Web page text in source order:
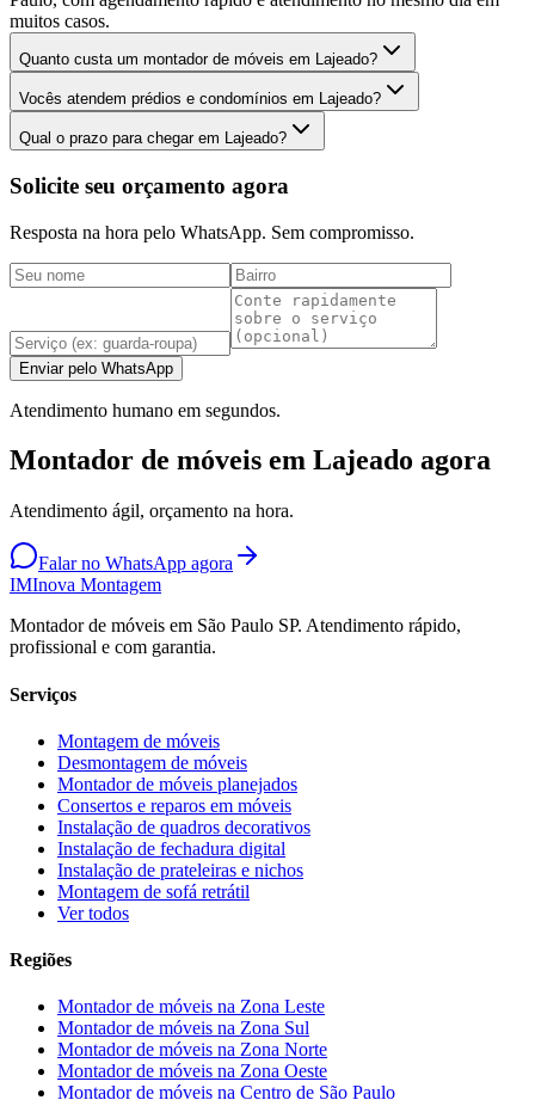
muitos casos.
Quanto custa um montador de móveis em Lajeado?
Vocês atendem prédios e condomínios em Lajeado?
Qual o prazo para chegar em Lajeado?
Solicite seu orçamento agora
Resposta na hora pelo WhatsApp. Sem compromisso.
Enviar pelo WhatsApp
Atendimento humano em segundos.
Montador de móveis em Lajeado agora
Atendimento ágil, orçamento na hora.
Falar no WhatsApp agora
IMInova Montagem
Montador de móveis em São Paulo SP. Atendimento rápido,
profissional e com garantia.
Serviços
Montagem de móveis
Desmontagem de móveis
Montador de móveis planejados
Consertos e reparos em móveis
Instalação de quadros decorativos
Instalação de fechadura digital
Instalação de prateleiras e nichos
Montagem de sofá retrátil
Ver todos
Regiões
Montador de móveis na Zona Leste
Montador de móveis na Zona Sul
Montador de móveis na Zona Norte
Montador de móveis na Zona Oeste
Montador de móveis na Centro de São Paulo